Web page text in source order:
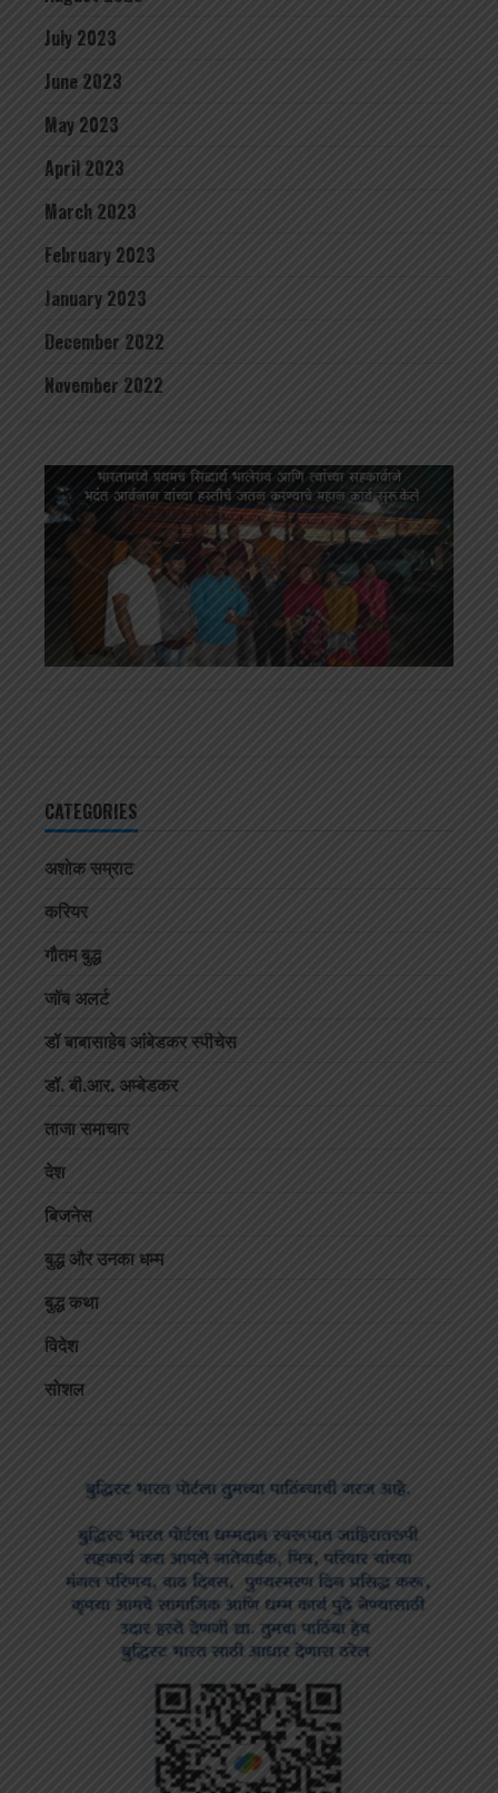
July 2023
June 2023
May 2023
April 2023
March 2023
February 2023
January 2023
December 2022
November 2022
CATEGORIES
अशोक सम्राट
करियर
गौतम बुद्ध
जॉब अलर्ट
डॉ बाबासाहेब आंबेडकर स्पीचेस
डॉ. बी.आर. अम्बेडकर
ताजा समाचार
देश
बिजनेस
बुद्ध और उनका धम्म
बुद्ध कथा
विदेश
सोशल